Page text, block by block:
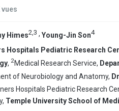
vues
Himes2,3 , Young-Jin Son4
Hospitals Pediatric Research
, 2Medical Research Service,
of Neurobiology and Anatomy,
Hospitals Pediatric Research
Temple University School of